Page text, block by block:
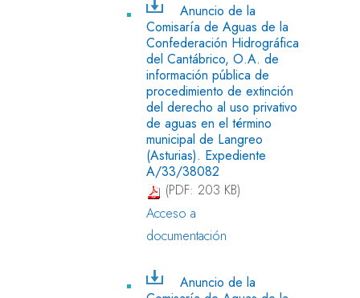
Anuncio de la
Comisaría de Aguas de la
Confederación Hidrográfica
del Cantábrico, O.A. de
información pública de
procedimiento de extinción
del derecho al uso privativo
de aguas en el término
municipal de Langreo
(Asturias). Expediente
A/33/38082
(PDF: 203 KB)
Acceso a
documentación
Anuncio de la